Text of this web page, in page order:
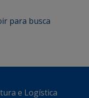
ir para busca
e Logística